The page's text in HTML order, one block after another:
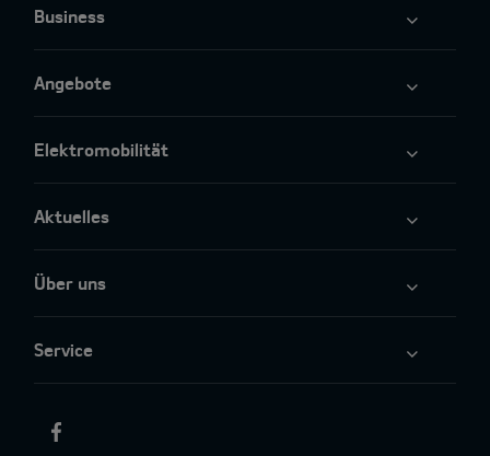
Business
Angebote
Elektromobilität
Aktuelles
Über uns
Service